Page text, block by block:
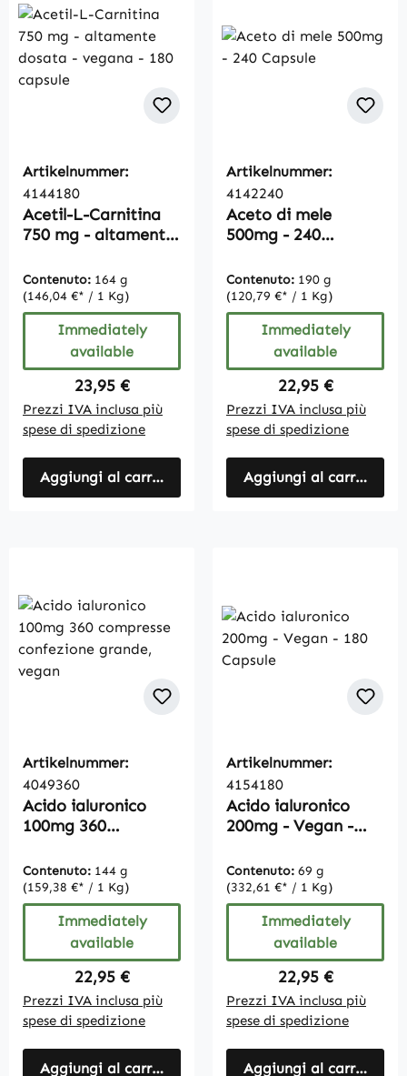
Artikelnummer:
4144180
Acetil-L-Carnitina
750 mg - altamente
180 capsule
Contenuto: 164 g
(146,04 €* / 1 Kg)
Immediately
available
Regular price:
23,95 €
Prezzi IVA inclusa più
spese di spedizione
Aggiungi al carrello
Artikelnummer:
4142240
Aceto di mele
500mg - 240
Contenuto: 190 g
(120,79 €* / 1 Kg)
Immediately
available
Regular price:
22,95 €
Prezzi IVA inclusa più
spese di spedizione
Aggiungi al carrello
Artikelnummer:
4049360
Acido ialuronico
100mg 360
confezione grande,
vegan
Contenuto: 144 g
(159,38 €* / 1 Kg)
Immediately
available
Regular price:
22,95 €
Prezzi IVA inclusa più
spese di spedizione
Aggiungi al carrello
Artikelnummer:
4154180
Acido ialuronico
200mg - Vegan -
Contenuto: 69 g
(332,61 €* / 1 Kg)
Immediately
available
Regular price:
22,95 €
Prezzi IVA inclusa più
spese di spedizione
Aggiungi al carrello